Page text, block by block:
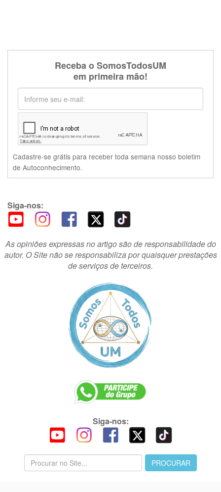
Receba o SomosTodosUM
em primeira mão!
Cadastre-se grátis para receber toda semana nosso boletim
de Autoconhecimento.
Siga-nos:
As opiniões expressas no artigo são de responsabilidade do
autor. O Site não se responsabiliza por quaisquer prestações
de serviços de terceiros.
Siga-nos: